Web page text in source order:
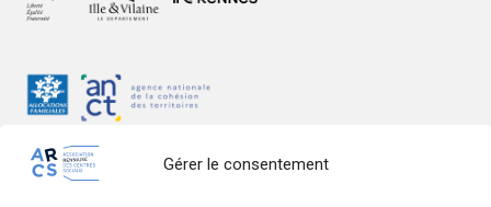
Gérer le consentement